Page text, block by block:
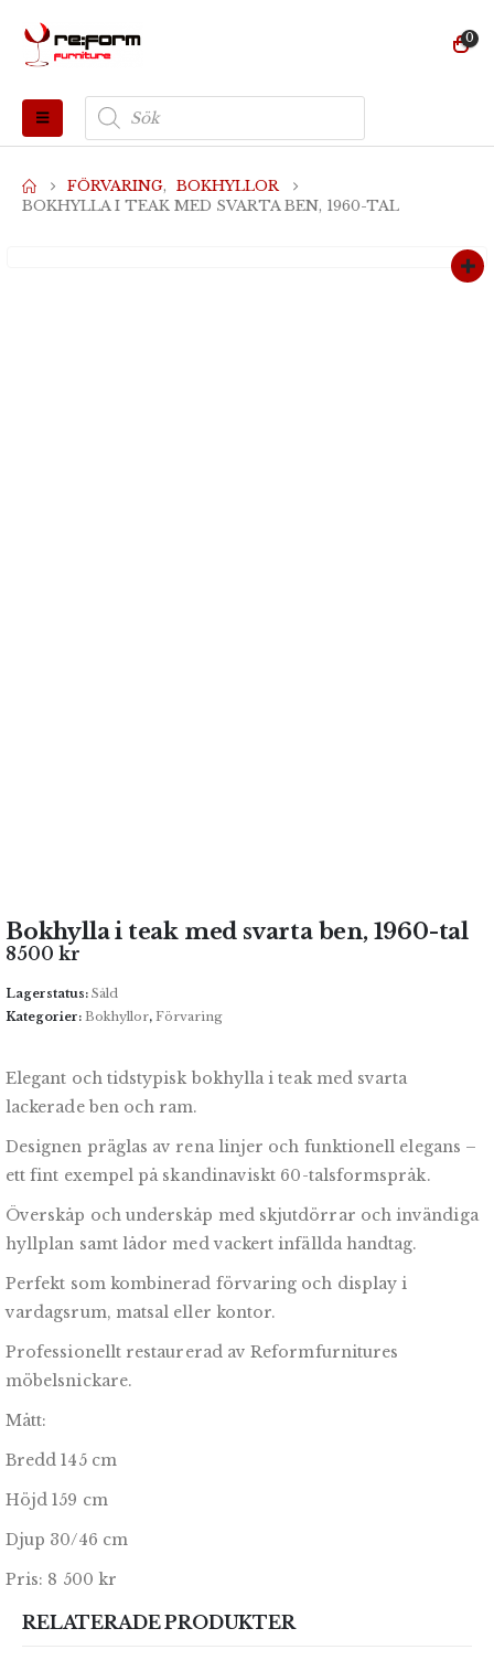
0
Produktsökning
FÖRVARING, BOKHYLLOR
BOKHYLLA I TEAK MED SVARTA BEN, 1960-TAL
Bokhylla i teak med svarta ben, 1960-tal
8500 kr
Lagerstatus: Såld
Kategorier: Bokhyllor, Förvaring
Elegant och tidstypisk bokhylla i teak med svarta
lackerade ben och ram.
Designen präglas av rena linjer och funktionell elegans –
ett fint exempel på skandinaviskt 60-talsformspråk.
Överskåp och underskåp med skjutdörrar och invändiga
hyllplan samt lådor med vackert infällda handtag.
Perfekt som kombinerad förvaring och display i
vardagsrum, matsal eller kontor.
Professionellt restaurerad av Reformfurnitures
möbelsnickare.
Mått:
Bredd 145 cm
Höjd 159 cm
Djup 30/46 cm
Pris: 8 500 kr
RELATERADE PRODUKTER